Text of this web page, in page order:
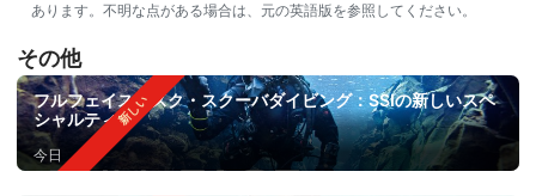
あります。不明な点がある場合は、元の英語版を参照してください。
その他
フルフェイスマスク・スクーバダイビング：SSIの新しいスペ
シャルティ
今日